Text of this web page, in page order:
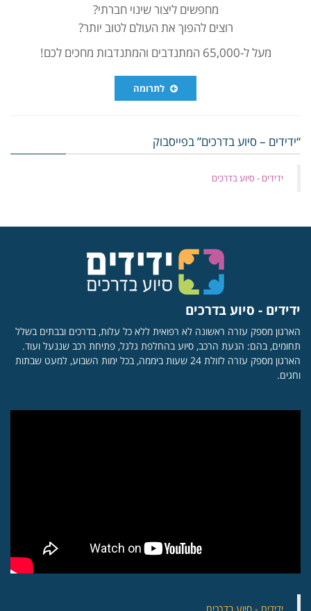
מחפשים ליצור שינוי חברתי?
רוצים להפוך את העולם לטוב יותר?
מעל ל-65,000 המתנדבים והמתנדבות מחכים לכם!
לתרומה
“ידידים – סיוע בדרכים” בפייסבוק
‏ידידים - סיוע בדרכים
ידידים - סיוע בדרכים
הארגון מספק עזרה ראשונה לא רפואית ללא כל עלות, בדרכים ובבתים בשלל
תחומים, בהם: הנעת הרכב, סיוע בהחלפת גלגל, פתיחת רכב שננעל ועוד.
הארגון מספק עזרה לזולת 24 שעות ביממה, בכל ימות השבוע, למעט שבתות
וחגים.